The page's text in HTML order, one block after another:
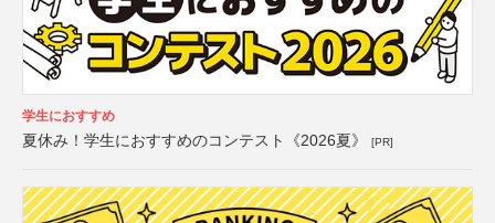
学生におすすめ
夏休み！学生におすすめのコンテスト《2026夏》 [PR]